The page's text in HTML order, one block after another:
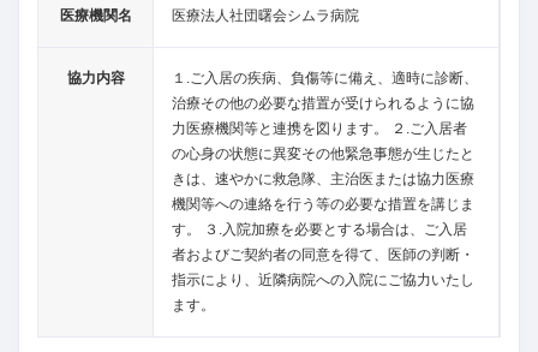
医療機関名 医療法人社団曙会シムラ病院
協力内容
１.ご入居の疾病、負傷等に備え、適時に診断、
治療その他の必要な措置が受けられるように協
力医療機関等と連携を図ります。 ２.ご入居者
の心身の状態に異変その他緊急事態が生じたと
きは、速やかに救急隊、主治医または協力医療
機関等への連絡を行う等の必要な措置を講じま
す。 ３.入院加療を必要とする場合は、ご入居
者およびご契約者の同意を得て、医師の判断・
指示により、近隣病院への入院にご協力いたし
ます。